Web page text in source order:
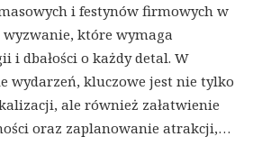
i festynów firmowych w
które wymaga
i dbałości o każdy detal. W
wydarzeń, kluczowe jest nie tylko
ale również załatwienie
oraz zaplanowanie atrakcji,…